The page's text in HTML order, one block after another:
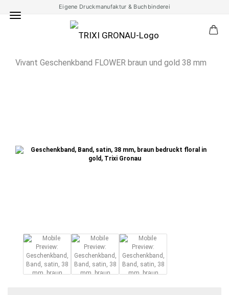
Eigene Druckmanufaktur & Buchbinderei
Vivant Geschenkband FLOWER braun und gold 38 mm